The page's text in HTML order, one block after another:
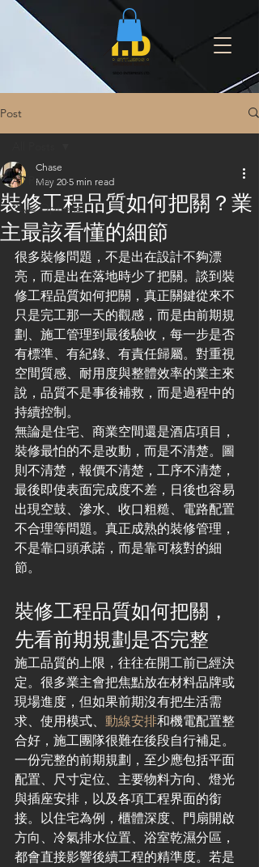
Post
All Posts
Style Options
裝修工程品質如何把關？業
主最該看懂的細節
Chase
May 20 5 min read
很多裝修問題，不是出在設計不夠漂
亮，而是出在落地時少了把關。談到裝
修工程品質如何把關，真正關鍵從來不
只是完工那一天的觀感，而是由前期規
劃、施工管理到最後驗收，每一步是否
有標準、有紀錄、有責任歸屬。對重視
空間質感、耐用度與整體效率的業主來
說，品質不是事後補救，而是過程中的
持續控制。
無論是住宅、商業空間還是酒店項目，
裝修最怕的不是改動，而是不清楚。圖
則不清楚，報價不清楚，工序不清楚，
最後即使表面完成度不差，日後也容易
出現空鼓、滲水、收口粗糙、電路配置
不合理等問題。真正成熟的裝修管理，
不是靠口頭承諾，而是靠可核對的細
節。
裝修工程品質如何把關，
先看前期規劃是否完整
施工品質的上限，往往在開工前已經決
定。很多業主會把焦點放在材料品牌或
現場進度，但如果前期沒有把生活需
求、使用模式、 動線安排和機電配置整
合好，施工團隊很難在後段自行補足。
一份完整的前期規劃，至少應包括平面
配置、尺寸定位、主要物料方向、燈光
與插座安排，以及各項工程界面的銜
接。以住宅為例，櫃體深度、門扇開啟
方向、冷氣排水位置、浴室乾濕分區，
都會直接影響後續工程的精準度。若是